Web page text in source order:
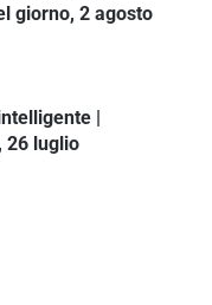
giorno, 2 agosto
|
26 luglio